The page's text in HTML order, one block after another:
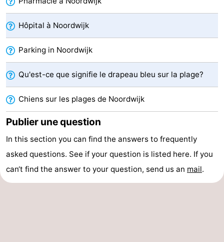
Nature
Schoorlse
Duinen
-
Bergen
aan
Zee
-
Bergen
-
Alkmaar
-
Egmond
aan
-
Noordhollands
-
aan
Nature
-
Hôpital à Noordwijk
Parking in Noordwijk
Qu'est-ce que signifie le drapeau bleu sur la plage?
Chiens sur les plages de Noordwijk
Publier une question
In this section you can find the answers to frequently
asked questions. See if your question is listed here. If you
can‘t find the answer to your question, send us an mail.